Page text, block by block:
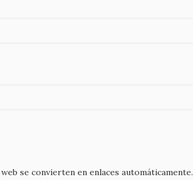
se convierten en enlaces automáticamente.